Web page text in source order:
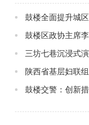
鼓楼全面提升城
鼓楼交警：创新